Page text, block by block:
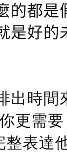
的都
是好的
出時
更需要
表達